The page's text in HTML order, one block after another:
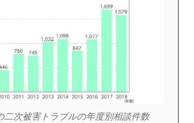
次被害トラブルの年度別相談件数